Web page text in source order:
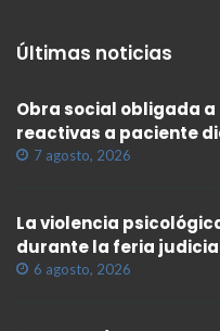
Últimas noticias
Obra social obligada
reactivas a paciente
7 agosto, 2026
La violencia
durante la feria
6 agosto, 2026